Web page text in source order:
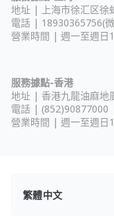
地址 |
上海市徐汇区
電話 | 18930365756(
營業時間 | 週一至週日
服務據點-香港
地址 | 香港九龍油麻地
電話 | (852)90877000
營業時間 | 週一至週日